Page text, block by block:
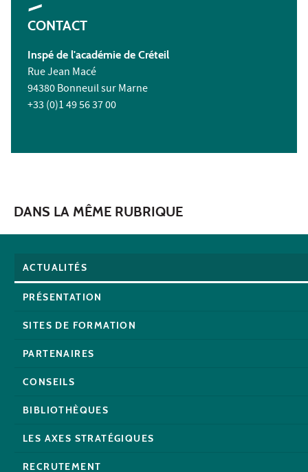
CONTACT
Inspé de l'académie de Créteil
Rue Jean Macé
94380 Bonneuil sur Marne
+33 (0)1 49 56 37 00
DANS LA MÊME RUBRIQUE
ACTUALITÉS
PRÉSENTATION
SITES DE FORMATION
PARTENAIRES
CONSEILS
BIBLIOTHÈQUES
LES AXES STRATÉGIQUES
RECRUTEMENT